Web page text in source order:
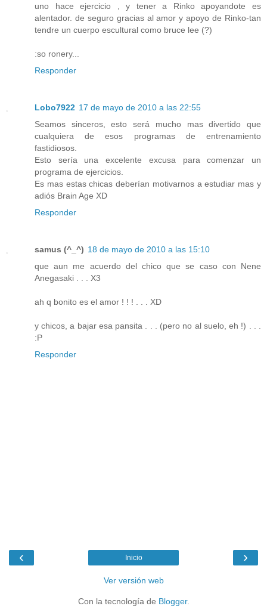
uno hace ejercicio , y tener a Rinko apoyandote es
alentador. de seguro gracias al amor y apoyo de Rinko-tan
tendre un cuerpo escultural como bruce lee (?)
:so ronery...
Responder
Lobo7922 17 de mayo de 2010 a las 22:55
Seamos sinceros, esto será mucho mas divertido que
cualquiera de esos programas de entrenamiento
fastidiosos.
Esto sería una excelente excusa para comenzar un
programa de ejercicios.
Es mas estas chicas deberían motivarnos a estudiar mas y
adiós Brain Age XD
Responder
samus (^_^) 18 de mayo de 2010 a las 15:10
que aun me acuerdo del chico que se caso con Nene
Anegasaki . . . X3
ah q bonito es el amor ! ! ! . . . XD
y chicos, a bajar esa pansita . . . (pero no al suelo, eh !) . . .
:P
Responder
‹ ›
Inicio
Ver versión web
Con la tecnología de Blogger.